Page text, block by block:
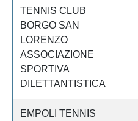
TENNIS CLUB
BORGO SAN
LORENZO
ASSOCIAZIONE
SPORTIVA
DILETTANTISTICA
EMPOLI TENNIS